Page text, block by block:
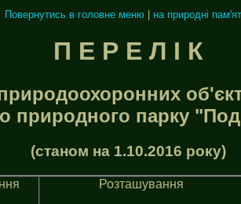
Повернутись в головне меню на природні
П Е Р Е Л I К
природного парку
(станом на 1.10.2016 року)
Розташування